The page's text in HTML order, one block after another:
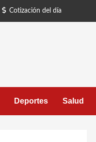
Cotización del día
Deportes Salud